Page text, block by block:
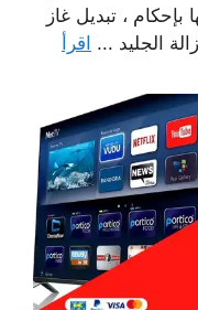
بإحكام ، تبديل غاز
الجليد ... اقرأ